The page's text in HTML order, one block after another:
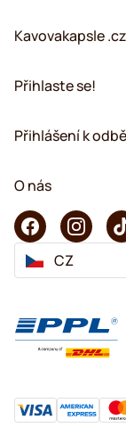
Kavovakapsle .cz
Přihlaste se!
Přihlášení k
O nás
CZ